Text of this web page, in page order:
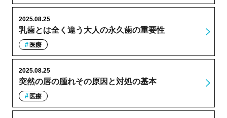
乳歯とは全く違う大人の永久歯の重要性
2025.08.25
医療
突然の唇の腫れその原因と対処の基本
2025.08.25
医療